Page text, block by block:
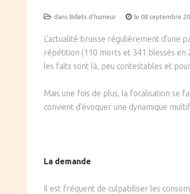
ÉDUCATIVE
SCIENCES HUMAINES
CULTURE
dans Billets d'humeur le 08 septembre
L’actualité bruisse régulièrement
répétition (110 morts et 341 blessés en
les faits sont là, peu contestables et
Mais une fois de plus, la focalisation se
convient d’évoquer une dynamique
La demande
Il est fréquent de culpabiliser les